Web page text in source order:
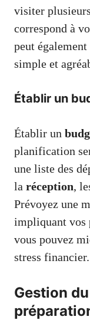
visiter
correspond à
peut
simple et
Établir un
Établir un
planification
une liste des
la réception,
Prévoyez une
impliquant vos
vous pouvez
stress financier.
Gestion